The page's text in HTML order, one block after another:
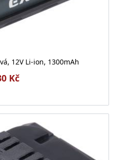
12V Li-ion, 1300mAh
Kč